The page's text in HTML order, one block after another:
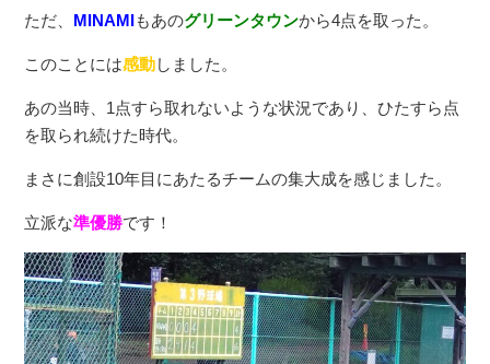
ただ、 MINAMIもあのグリーンタウンから4点を取った。
このことには感動しました。
あの当時、1点すら取れないような状況であり、ひたすら点
を取られ続けた時代。
まさに創設10年目にあたるチームの集大成を感じました。
立派な準優勝です！